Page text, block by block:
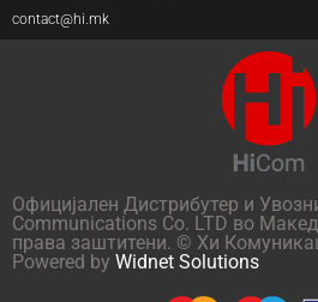
contact@hi.mk
Официјален Дистрибутер и
Communications Co. LTD во
права заштитени. © Хи
Powered by Widnet Solutions